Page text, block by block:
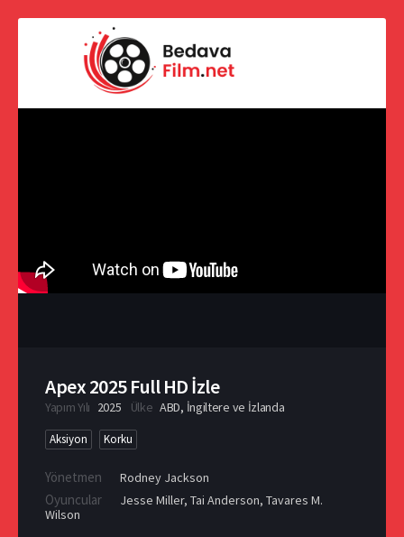
Apex 2025 Full HD İzle
Yapım Yılı 2025 Ülke ABD, İngiltere ve İzlanda
Aksiyon Korku
Yönetmen Rodney Jackson
Oyuncular Jesse Miller, Tai Anderson, Tavares M.
Wilson